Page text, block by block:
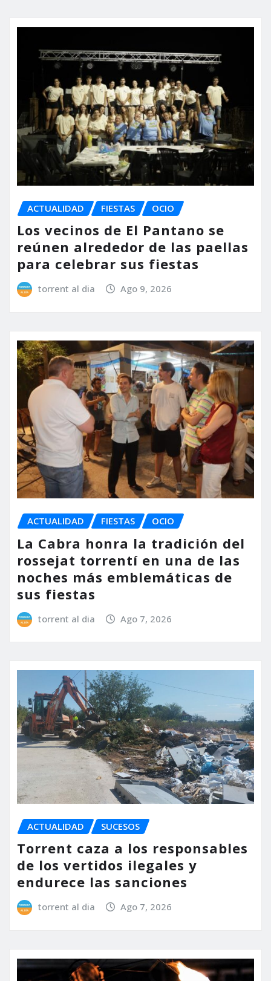
ACTUALIDAD FIESTAS OCIO
Los vecinos de El Pantano se
reúnen alrededor de las paellas
para celebrar sus fiestas
torrent al dia Ago 9, 2026
ACTUALIDAD FIESTAS OCIO
La Cabra honra la tradición del
rossejat torrentí en una de las
noches más emblemáticas de
sus fiestas
torrent al dia Ago 7, 2026
ACTUALIDAD SUCESOS
Torrent caza a los responsables
de los vertidos ilegales y
endurece las sanciones
torrent al dia Ago 7, 2026